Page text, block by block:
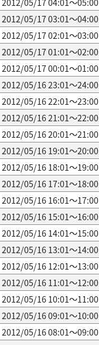
2012/05/17 03:01～04:00
2012/05/17 02:01～03:00
2012/05/17 01:01～02:00
2012/05/17 00:01～01:00
2012/05/16 23:01～24:00
2012/05/16 22:01～23:00
2012/05/16 21:01～22:00
2012/05/16 20:01～21:00
2012/05/16 19:01～20:00
2012/05/16 18:01～19:00
2012/05/16 17:01～18:00
2012/05/16 16:01～17:00
2012/05/16 15:01～16:00
2012/05/16 14:01～15:00
2012/05/16 13:01～14:00
2012/05/16 12:01～13:00
2012/05/16 11:01～12:00
2012/05/16 10:01～11:00
2012/05/16 09:01～10:00
2012/05/16 08:01～09:00